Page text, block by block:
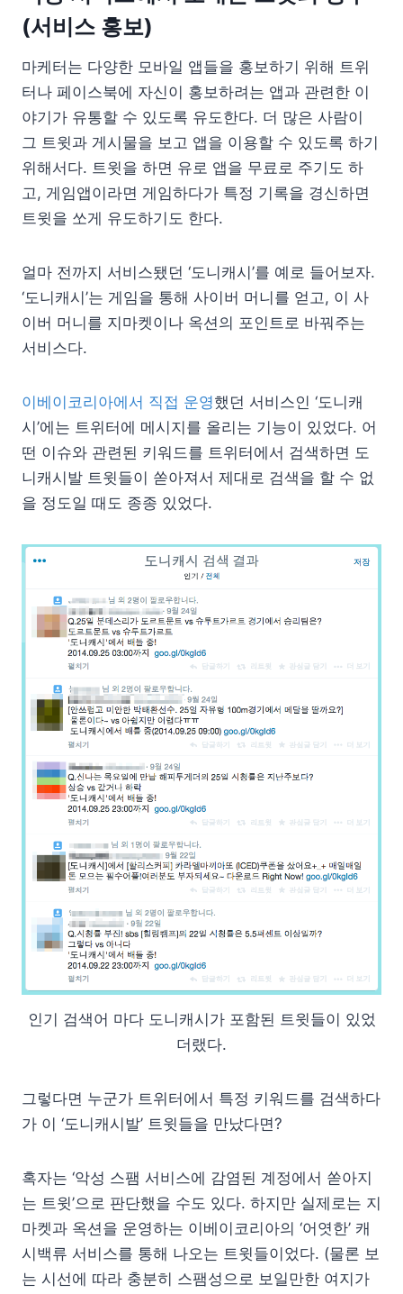
(서비스 홍보)
마케터는 다양한 모바일 앱들을 홍보하기 위해 트위
터나 페이스북에 자신이 홍보하려는 앱과 관련한 이
야기가 유통할 수 있도록 유도한다. 더 많은 사람이
그 트윗과 게시물을 보고 앱을 이용할 수 있도록 하기
위해서다. 트윗을 하면 유로 앱을 무료로 주기도 하
고, 게임앱이라면 게임하다가 특정 기록을 경신하면
트윗을 쏘게 유도하기도 한다.
얼마 전까지 서비스됐던 ‘도니캐시’를 예로 들어보자.
‘도니캐시’는 게임을 통해 사이버 머니를 얻고, 이 사
이버 머니를 지마켓이나 옥션의 포인트로 바꿔주는
서비스다.
이베이코리아에서 직접 운영했던 서비스인 ‘도니캐
시’에는 트위터에 메시지를 올리는 기능이 있었다. 어
떤 이슈와 관련된 키워드를 트위터에서 검색하면 도
니캐시발 트윗들이 쏟아져서 제대로 검색을 할 수 없
을 정도일 때도 종종 있었다.
인기 검색어 마다 도니캐시가 포함된 트윗들이 있었
더랬다.
그렇다면 누군가 트위터에서 특정 키워드를 검색하다
가 이 ‘도니캐시발’ 트윗들을 만났다면?
혹자는 ‘악성 스팸 서비스에 감염된 계정에서 쏟아지
는 트윗’으로 판단했을 수도 있다. 하지만 실제로는 지
마켓과 옥션을 운영하는 이베이코리아의 ‘어엿한’ 캐
시백류 서비스를 통해 나오는 트윗들이었다. (물론 보
는 시선에 따라 충분히 스팸성으로 보일만한 여지가